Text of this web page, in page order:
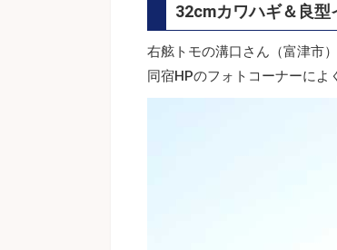
32cmカワハギ＆良型
右舷トモの溝口さん（富津市
同宿HPのフォトコーナーによ